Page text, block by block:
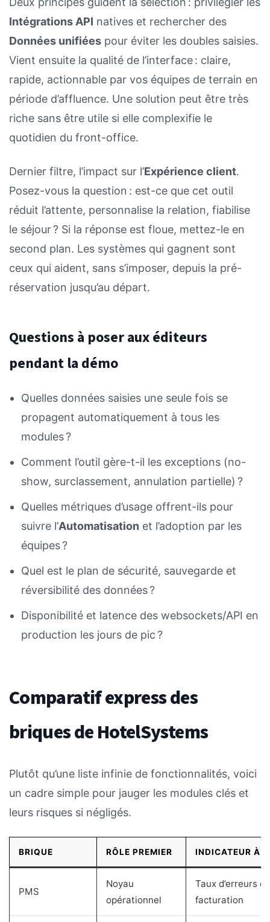
Intégrations API natives et rechercher des
Données unifiées pour éviter les doubles saisies.
Vient ensuite la qualité de l’interface : claire,
rapide, actionnable par vos équipes de terrain en
période d’affluence. Une solution peut être très
riche sans être utile si elle complexifie le
quotidien du front-office.
Dernier filtre, l’impact sur l’Expérience client.
Posez-vous la question : est-ce que cet outil
réduit l’attente, personnalise la relation, fiabilise
le séjour ? Si la réponse est floue, mettez-le en
second plan. Les systèmes qui gagnent sont
ceux qui aident, sans s’imposer, depuis la pré-
réservation jusqu’au départ.
Questions à poser aux éditeurs
pendant la démo
Quelles données saisies une seule fois se
propagent automatiquement à tous les
modules ?
Comment l’outil gère-t-il les exceptions (no-
show, surclassement, annulation partielle) ?
Quelles métriques d’usage offrent-ils pour
suivre l’Automatisation et l’adoption par les
équipes ?
Quel est le plan de sécurité, sauvegarde et
réversibilité des données ?
Disponibilité et latence des websockets/API en
production les jours de pic ?
Comparatif express des
briques de HotelSystems
Plutôt qu’une liste infinie de fonctionnalités, voici
un cadre simple pour jauger les modules clés et
leurs risques si négligés.
BRIQUE RÔLE PREMIER INDICATEUR À
PMS
Noyau
opérationnel
Taux d’erreurs de
facturation